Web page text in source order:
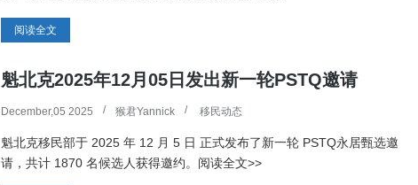
阅读全文
魁北克2025年12月05日发出新一轮PSTQ邀请
December,05 2025 猴君Yannick 移民动态
魁北克移民部于 2025 年 12 月 5 日 正式发布了新一轮 PSTQ永居甄选邀
请，共计 1870 名候选人获得邀约。阅读全文>>